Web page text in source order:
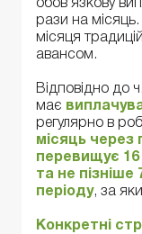
обов’язкову
рази на
місяця
авансом.
Відповідно до
має
регулярно в
місяць через
перевищує
та не пізніше
періоду, за
Конкретні